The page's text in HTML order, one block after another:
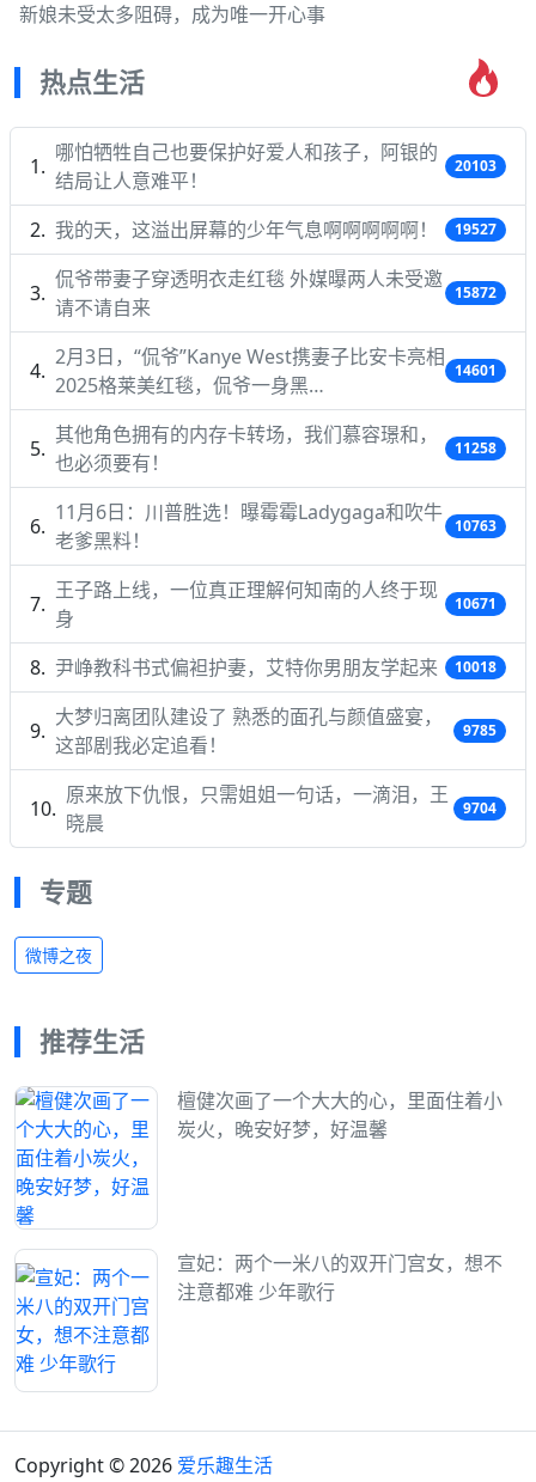
新娘未受太多阻碍，成为唯一开心事
热点生活
哪怕牺牲自己也要保护好爱人和孩子，阿银的
结局让人意难平！
20103
我的天，这溢出屏幕的少年气息啊啊啊啊啊！ 19527
侃爷带妻子穿透明衣走红毯 外媒曝两人未受邀
请不请自来
15872
2月3日，“侃爷”Kanye West携妻子比安卡亮相
2025格莱美红毯，侃爷一身黑…
14601
其他角色拥有的内存卡转场，我们慕容璟和，
也必须要有！
11258
11月6日：川普胜选！曝霉霉Ladygaga和吹牛
老爹黑料！
10763
王子路上线，一位真正理解何知南的人终于现
身
10671
尹峥教科书式偏袒护妻，艾特你男朋友学起来 10018
大梦归离团队建设了 熟悉的面孔与颜值盛宴，
这部剧我必定追看！
9785
原来放下仇恨，只需姐姐一句话，一滴泪，王
晓晨
9704
专题
微博之夜
推荐生活
檀健次画了一个大大的心，里面住着小
炭火，晚安好梦，好温馨
宣妃：两个一米八的双开门宫女，想不
注意都难 少年歌行
Copyright © 2026 爱乐趣生活